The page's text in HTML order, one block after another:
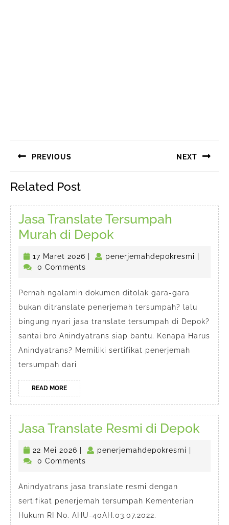
pos
PREVIOUS
post:
NEXT
Related Post
Jasa Translate Tersumpah
Murah di DepokJasa
Translate
Tersumpah
di
Depok
17 Maret 2026 17
Maret
penerjemahdepokresmi
0 Comments
Pernah ngalamin dokumen ditolak gara-gara
bukan ditranslate penerjemah tersumpah? lalu
bingung nyari jasa translate tersumpah di Depok?
santai bro Anindyatrans siap bantu. Kenapa Harus
Anindyatrans? Memiliki sertifikat penerjemah
tersumpah dari
READ MOREREAD
MORE
Jasa Translate Resmi di DepokJasa
22 Mei 2026 22
Mei
penerjemahdepokresmi
0 Comments
Anindyatrans jasa translate resmi dengan
sertifikat penerjemah tersumpah Kementerian
Hukum RI No. AHU-40AH.03.07.2022.